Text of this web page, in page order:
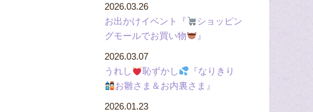
お出かけイベント『
ショッピン
グモールでお買い物
』
2026.03.26
うれし 恥ずかし
『なりきり
お雛さま＆お内裏さま』
2026.03.07
2026.01.23